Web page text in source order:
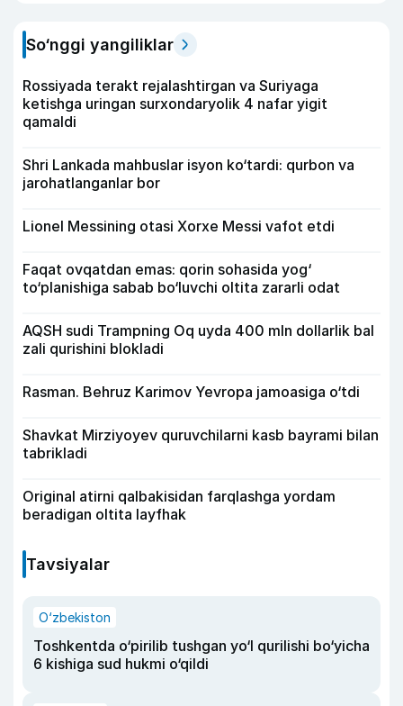
So‘nggi yangiliklar
Rossiyada terakt rejalashtirgan va Suriyaga
ketishga uringan surxondaryolik 4 nafar yigit
qamaldi
Shri Lankada mahbuslar isyon ko‘tardi: qurbon va
jarohatlanganlar bor
Lionel Messining otasi Xorxe Messi vafot etdi
Faqat ovqatdan emas: qorin sohasida yog‘
to‘planishiga sabab bo‘luvchi oltita zararli odat
AQSH sudi Trampning Oq uyda 400 mln dollarlik bal
zali qurishini blokladi
Rasman. Behruz Karimov Yevropa jamoasiga o‘tdi
Shavkat Mirziyoyev quruvchilarni kasb bayrami bilan
tabrikladi
Original atirni qalbakisidan farqlashga yordam
beradigan oltita layfhak
Tavsiyalar
O‘zbekiston
Toshkentda o‘pirilib tushgan yo‘l qurilishi bo‘yicha
6 kishiga sud hukmi o‘qildi